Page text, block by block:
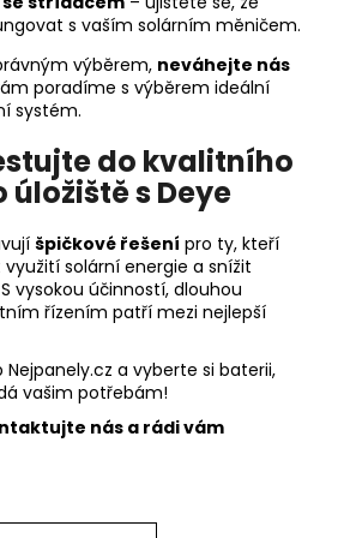
s vaším solárním měničem.
výběrem, neváhejte nás
poradíme s výběrem ideální
systém.
do kvalitního
s Deye
špičkové řešení pro ty, kteří
solární energie a snížit
vysokou účinností, dlouhou
řízením patří mezi nejlepší
Nejpanely.cz a vyberte si baterii,
vašim potřebám!
nás a rádi vám